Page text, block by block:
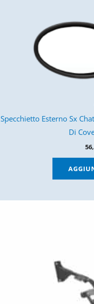
Specchietto Esterno Sx
Di